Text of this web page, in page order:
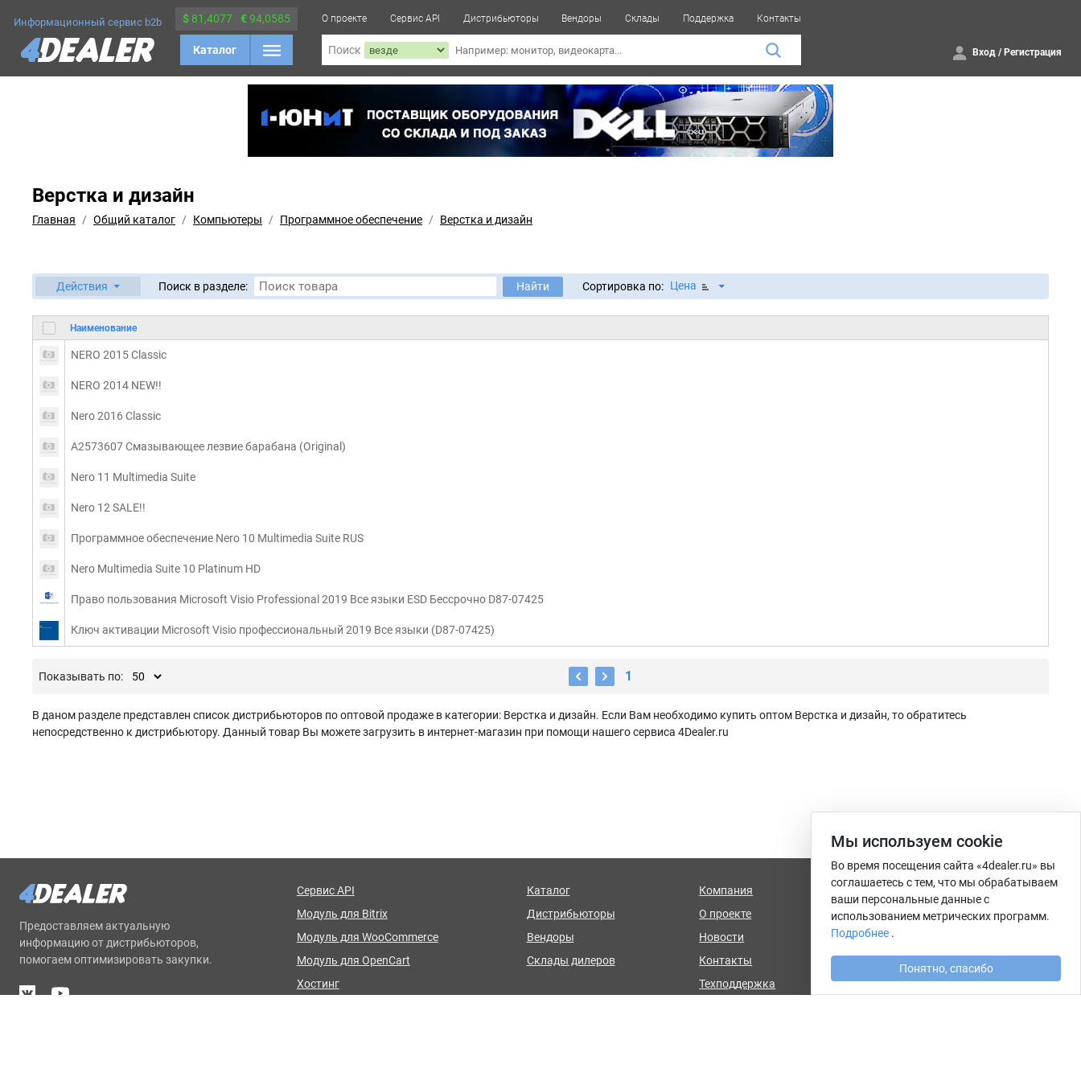
Информационный сервис b2b $ 81,4077 €94,0585
Каталог
О проекте Сервис API Дистрибьюторы Вендоры Склады Поддержка Контакты
Поиск Вход / Регистрация
Верстка и дизайн
Главная Общий каталог Компьютеры Программное обеспечение Верстка и дизайн
Действия Поиск в разделе: Найти Сортировка по: Цена
Наименование
NERO 2015 Classic
NERO 2014 NEW!!
Nero 2016 Classic
A2573607 Смазывающее лезвие барабана (Original)
Nero 11 Multimedia Suite
Nero 12 SALE!!
Программное обеспечение Nero 10 Multimedia Suite RUS
Nero Multimedia Suite 10 Platinum HD
Право пользования Microsoft Visio Professional 2019 Все языки ESD Бессрочно D87-07425
Ключ активации Microsoft Visio профессиональный 2019 Все языки (D87-07425)
Показывать по: 1
В даном разделе представлен список дистрибьюторов по оптовой продаже в категории: Верстка и дизайн. Если Вам необходимо купить оптом Верстка и дизайн, то обратитесь
непосредственно к дистрибьютору. Данный товар Вы можете загрузить в интернет-магазин при помощи нашего сервиса 4Dealer.ru
Предоставляем актуальную
информацию от дистрибьюторов,
помогаем оптимизировать закупки.
Сервис API
Модуль для Bitrix
Модуль для WooCommerce
Модуль для OpenCart
Хостинг
Каталог
Дистрибьюторы
Вендоры
Склады дилеров
Компания
О проекте
Новости
Контакты
Техподдержка
info@4dealer.ru
Калининград, ул. Комсомольская,
дом 61, офис 4
Мы используем сookie
Во время посещения сайта «4dealer.ru» вы
соглашаетесь с тем, что мы обрабатываем
ваши персональные данные с
использованием метрических программ.
Подробнее .
Понятно, спасибо